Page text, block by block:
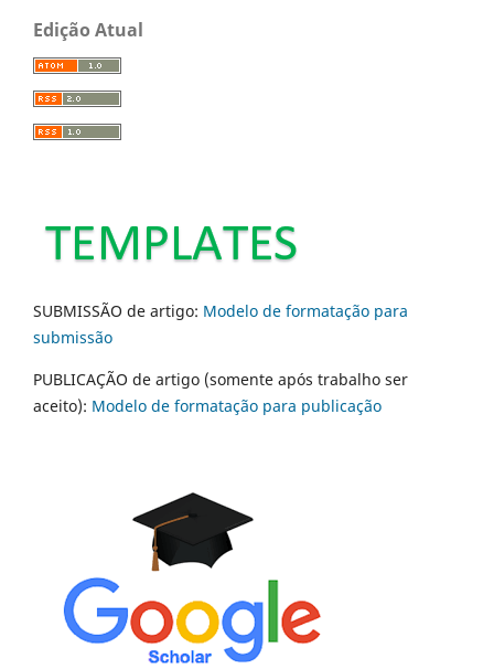
Edição Atual
SUBMISSÃO de artigo: Modelo de formatação para
submissão
PUBLICAÇÃO de artigo (somente após trabalho ser
aceito): Modelo de formatação para publicação